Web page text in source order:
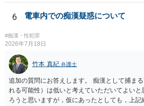
の（不起訴事案）を含めて数件経験していま
応は前者です。 特に近年は、いわゆる異性
に不同意性交・不同意わいせつの罪の被害届
ており、警察も闇雲な逮捕をしないよう慎重に
は前後のＬＩＮＥやInstagram等の履歴をすべ
「被害者の被害申告内容が本当に信用できるも
動くようになっていると感じます。
6 電車内での痴漢疑惑について
#痴漢・性犯罪
2026年7月18日
竹本 真紀 弁護士
追加の質問にお答えします。 痴漢として捕ま
れる可能性）は低いと考えていただいてよい
ろうと思いますが，仮にあったとしても，上